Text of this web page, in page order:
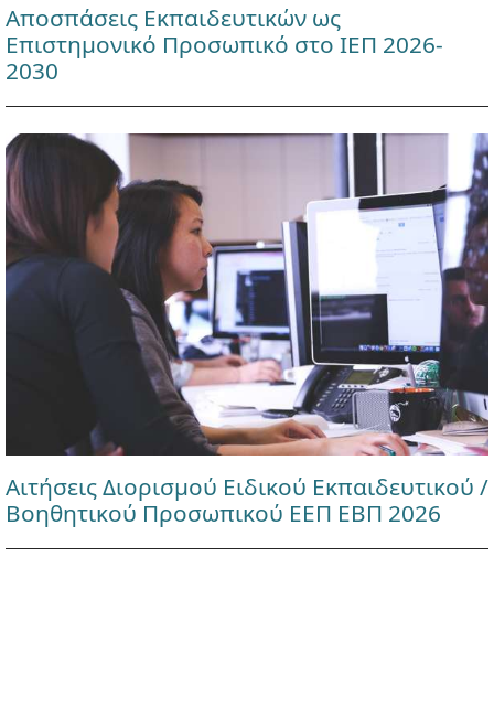
Αποσπάσεις Εκπαιδευτικών ως
Επιστημονικό Προσωπικό στο ΙΕΠ 2026-
2030
Αιτήσεις Διορισμού Ειδικού Εκπαιδευτικού /
Βοηθητικού Προσωπικού ΕΕΠ ΕΒΠ 2026